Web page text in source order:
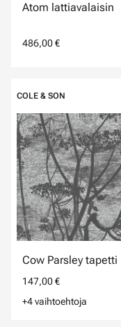
Atom lattiavalaisin
486,00 €
COLE & SON
Cow Parsley tapetti
147,00 €
+4 vaihtoehtoja